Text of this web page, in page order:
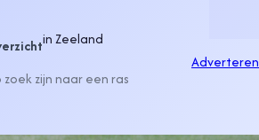
inZeeland
zijn naar een ras
Adverteren